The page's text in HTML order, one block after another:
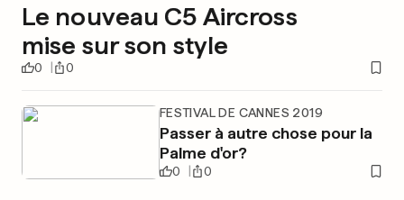
Le nouveau C5 Aircross
mise sur son style
0 0
FESTIVAL DE CANNES 2019
Passer à autre chose pour la
Palme d'or?
0 0